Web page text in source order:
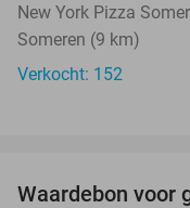
New York Pizza
Someren (9 km)
Verkocht: 152
Waardebon voor